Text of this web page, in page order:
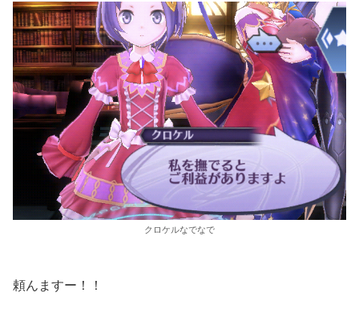
クロケルなでなで
頼んますー！！